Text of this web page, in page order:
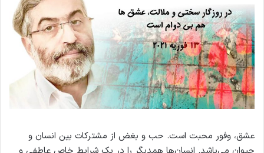
عشق، وفور محبت است. حب و بغض از مشترکات بین انسان و